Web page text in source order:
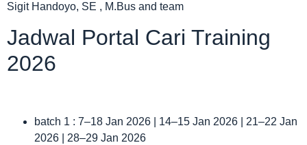
Sigit Handoyo, SE , M.Bus and team
Jadwal Portal Cari Training
2026
batch 1 : 7–18 Jan 2026 | 14–15 Jan 2026 | 21–22 Jan
2026 | 28–29 Jan 2026